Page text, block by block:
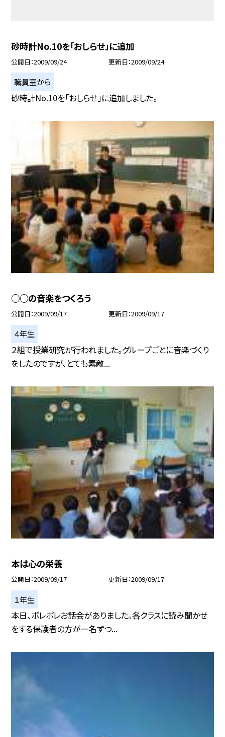
砂時計No.10を「おしらせ」に追加
公開日 2009/09/24 更新日 2009/09/24
職員室から
砂時計No.10を「おしらせ」に追加しました。
○○の音楽をつくろう
公開日 2009/09/17 更新日 2009/09/17
４年生
２組で授業研究が行われました。グループごとに音楽づくり
をしたのですが、とても素敵...
本は心の栄養
公開日 2009/09/17 更新日 2009/09/17
１年生
本日、ポレポレお話会がありました。各クラスに読み聞かせ
をする保護者の方が一名ずつ...